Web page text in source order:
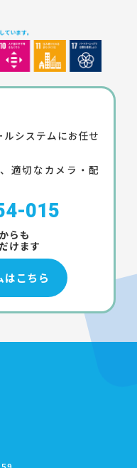
システムにお任せ
適切なカメラ・配
015
らも
けます
はこちら